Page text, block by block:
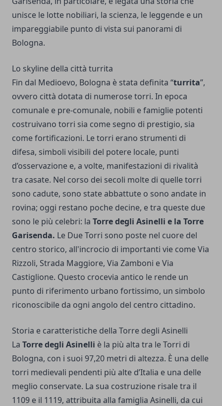
unisce le lotte nobiliari, la scienza, le leggende e un
impareggiabile punto di vista sui panorami di
Bologna.
Lo skyline della città turrita
Fin dal Medioevo, Bologna è stata definita “turrita”,
ovvero città dotata di numerose torri. In epoca
comunale e pre-comunale, nobili e famiglie potenti
costruivano torri sia come segno di prestigio, sia
come fortificazioni. Le torri erano strumenti di
difesa, simboli visibili del potere locale, punti
d’osservazione e, a volte, manifestazioni di rivalità
tra casate. Nel corso dei secoli molte di quelle torri
sono cadute, sono state abbattute o sono andate in
rovina; oggi restano poche decine, e tra queste due
sono le più celebri: la Torre degli Asinelli e la Torre
Garisenda. Le Due Torri sono poste nel cuore del
centro storico, all'incrocio di importanti vie come Via
Rizzoli, Strada Maggiore, Via Zamboni e Via
Castiglione. Questo crocevia antico le rende un
punto di riferimento urbano fortissimo, un simbolo
riconoscibile da ogni angolo del centro cittadino.
Storia e caratteristiche della Torre degli Asinelli
La Torre degli Asinelli è la più alta tra le Torri di
Bologna, con i suoi 97,20 metri di altezza. È una delle
torri medievali pendenti più alte d’Italia e una delle
meglio conservate. La sua costruzione risale tra il
1109 e il 1119, attribuita alla famiglia Asinelli, da cui